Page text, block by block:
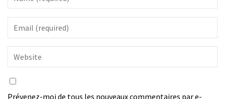
Prévenez-moi de tous les nouveaux commentaires par e-